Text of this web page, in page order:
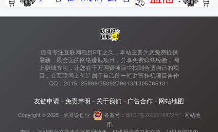
虎哥专注互联网项目5年之久，本站主要为您免费提供
最新、最全面的网络赚钱项目，分享免费赚钱经验，网
上赚钱方法，让您在千万网赚项目中找到合适自己的项
目，在互联网上创造属于自己的一笔财富挂机项目合作
QQ：2015125998/2509279613/1305765101
友链申请 - 免责声明 - 关于我们 - 广告合作 - 网站地图
Copyright © 2025 · 虎哥说创业 备案号： 豫ICP备2022018872号" ·网站地
图